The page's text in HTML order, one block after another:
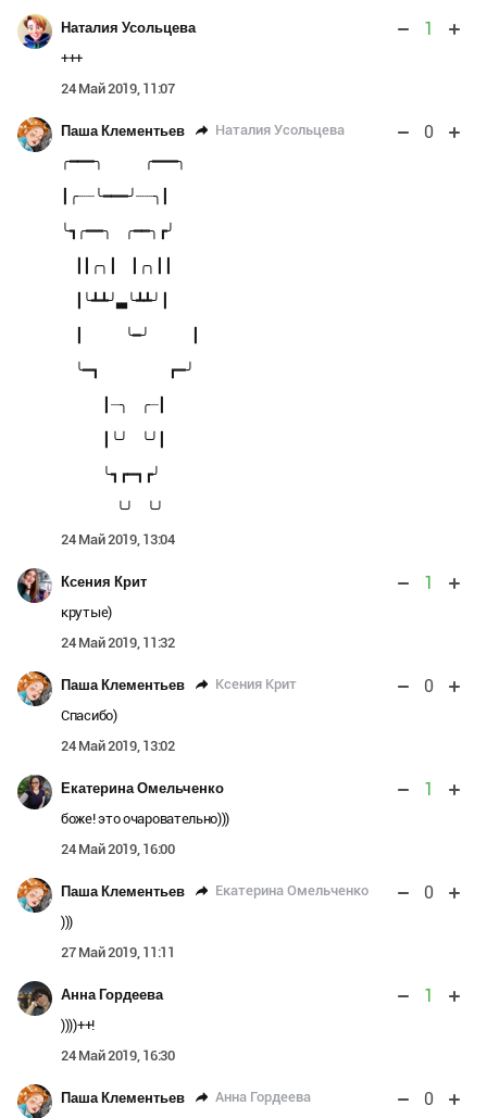
Наталия Усольцева 1
+++
24 Май 2019, 11:07
Паша Клементьев Наталия Усольцева 0
╭━━━╮ ╭━━━╮
┃╭┈┈╰━━━╯┈┈╮┃
╰┓╭━━╮ ╭━━╮┏╯
┃┃╭╮┃ ┃╭╮┃┃
┃╰┻┻╯▃╰┻┻╯┃
┃ ╰━╯ ┃
╰━┓ ┏━╯
┃┈╮ ╭┈┃
┃╰╯ ╰╯┃
╰┓┏━┓┏╯
╰╯ ╰╯
24 Май 2019, 13:04
Ксения Крит 1
крутые)
24 Май 2019, 11:32
Паша Клементьев Ксения Крит 0
Спасибо)
24 Май 2019, 13:02
Екатерина Омельченко 1
боже! это очаровательно)))
24 Май 2019, 16:00
Паша Клементьев Екатерина Омельченко 0
)))
27 Май 2019, 11:11
Анна Гордеева 1
))))++!
24 Май 2019, 16:30
Паша Клементьев Анна Гордеева 0